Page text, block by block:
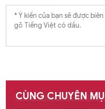
CÙNG CHUYÊN